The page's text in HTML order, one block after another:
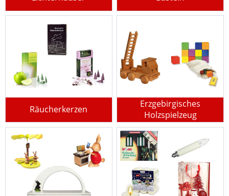
Räucherkerzen
Erzgebirgisches
Holzspielzeug